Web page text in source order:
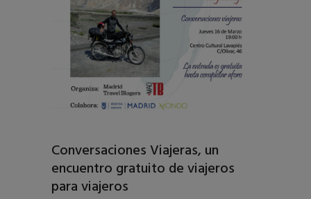
Conversaciones Viajeras, un
encuentro gratuito de viajeros
para viajeros